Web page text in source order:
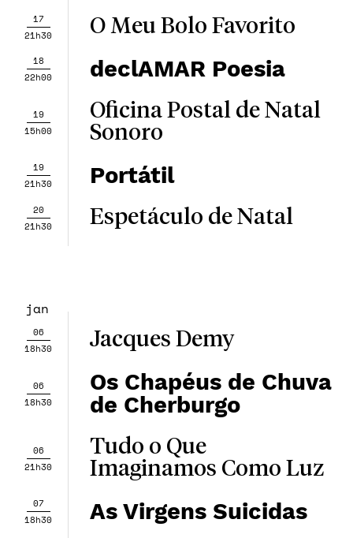
17
21h30
O Meu Bolo Favorito
18
22h00
declAMAR Poesia
19
15h00
Oficina Postal de Natal
Sonoro
19
21h30
Portátil
20
21h30
Espetáculo de Natal
jan
06
18h30
Jacques Demy
06
18h30
Os Chapéus de Chuva
de Cherburgo
06
21h30
Tudo o Que
Imaginamos Como Luz
07
18h30
As Virgens Suicidas